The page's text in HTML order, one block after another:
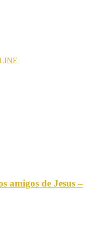
amigos de Jesus –